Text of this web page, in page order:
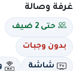
غرفة وصالة
حتى 2 ضيف
بدون وجبات
شاشة